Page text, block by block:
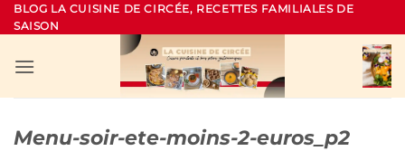
Passer
au
BLOG LA CUISINE DE CIRCÉE, RECETTES FAMILIALES DE
SAISON
Menu-soir-ete-moins-2-euros_p2